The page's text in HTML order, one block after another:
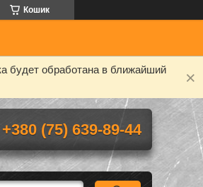
Кошик
будет обработана в ближайший
+380 (75) 639-89-44